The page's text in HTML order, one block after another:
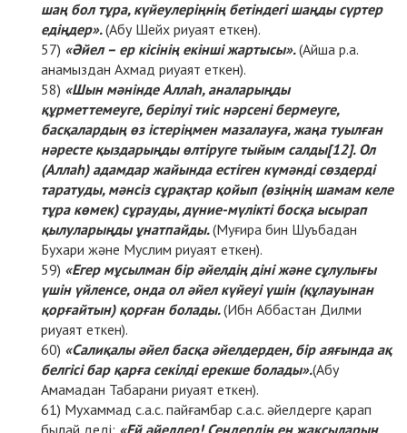
шаң бол тұра, күйеулеріңнің бетіндегі шаңды сүртер
едіңдер».(Абу Шейх риуаят еткен).
«Әйел – ер кісінің екінші жартысы».(Айша р.а.
анамыздан Ахмад риуаят еткен).
«Шын мәнінде Аллаһ, аналарыңды
құрметтемеуге, берілуі тиіс нәрсені бермеуге,
басқалардың өз істеріңмен мазалауға, жаңа туылған
нәресте қыздарыңды өлтіруге тыйым салды[12]. Ол
(Аллаһ) адамдар жайында естіген күмәнді сөздерді
таратуды, мәнсіз сұрақтар қойып (өзіңнің шамам келе
тұра көмек) сұрауды, дүние-мүлікті босқа ысырап
қылуларыңды ұнатпайды.(Муғира бин Шуъбадан
Бухари және Муслим риуаят еткен).
«Егер мұсылман бір әйелдің діні және сұлулығы
үшін үйленсе, онда ол әйел күйеуі үшін (құлауынан
қорғайтын) қорған болады.(Ибн Аббастан Дилми
риуаят еткен).
«Салиқалы әйел басқа әйелдерден, бір аяғында ақ
белгісі бар қарға секілді ерекше болады».(Абу
Амамадан Табарани риуаят еткен).
Мухаммад с.а.с. пайғамбар с.а.с. әйелдерге қарап
былай деді: «Ей әйелдер! Сендердің ең жақсыларың